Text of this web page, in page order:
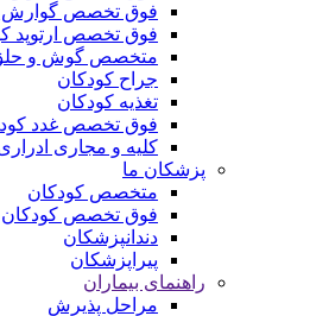
فوق تخصص گوارش
فوق تخصص ارتوپد
متخصص گوش و حلق
جراح کودکان
تغذیه کودکان
فوق تخصص غدد
کلیه و مجاری
پزشکان ما
متخصص کودکان
فوق تخصص کودکان
دندانپزشکان
پیراپزشکان
راهنمای بیماران
مراحل پذیرش